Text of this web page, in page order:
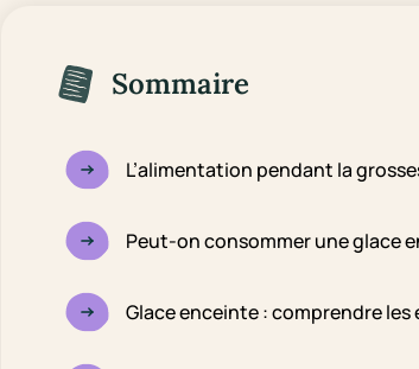
Sommaire
L’alimentation pendant la
Peut-on consommer une glace
Glace enceinte : comprendre les